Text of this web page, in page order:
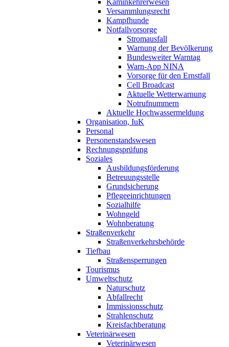
Kaminkehrerwesen
Versammlungsrecht
Kampfhunde
Notfallvorsorge
Stromausfall
Warnung der Bevölkerung
Bundesweiter Warntag
Warn-App NINA
Vorsorge für den Ernstfall
Cell Broadcast
Aktuelle Wetterwarnung
Notrufnummern
Aktuelle Hochwassermeldung
Organisation, IuK
Personal
Personenstandswesen
Rechnungsprüfung
Soziales
Ausbildungsförderung
Betreuungsstelle
Grundsicherung
Pflegeeinrichtungen
Sozialhilfe
Wohngeld
Wohnberatung
Straßenverkehr
Straßenverkehrsbehörde
Tiefbau
Straßensperrungen
Tourismus
Umweltschutz
Naturschutz
Abfallrecht
Immissionsschutz
Strahlenschutz
Kreisfachberatung
Veterinärwesen
Veterinärwesen